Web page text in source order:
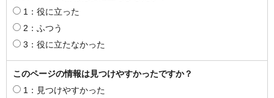
1：役に立った
2：ふつう
3：役に立たなかった
このページの情報は見つけやすかったですか？
1：見つけやすかった